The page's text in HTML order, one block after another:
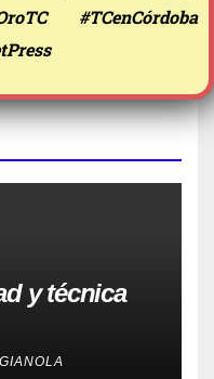
#TCenCórdoba
y técnica